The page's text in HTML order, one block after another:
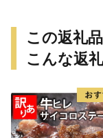
この返礼
こんな返